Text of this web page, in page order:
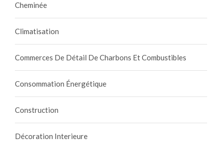
Cheminée
Climatisation
Commerces De Détail De Charbons Et Combustibles
Consommation Énergétique
Construction
Décoration Interieure